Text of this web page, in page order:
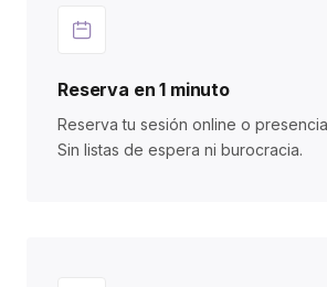
Reserva en 1 minuto
Reserva tu sesión online o
Sin listas de espera ni burocracia.